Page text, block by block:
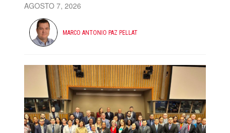
AGOSTO 7, 2026
MARCO ANTONIO PAZ PELLAT